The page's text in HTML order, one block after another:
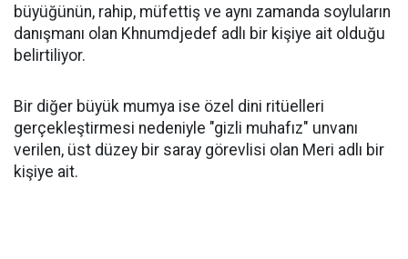
büyüğünün, rahip, müfettiş ve aynı zamanda soyluların
danışmanı olan Khnumdjedef adlı bir kişiye ait olduğu
belirtiliyor.
Bir diğer büyük mumya ise özel dini ritüelleri
gerçekleştirmesi nedeniyle "gizli muhafız" unvanı
verilen, üst düzey bir saray görevlisi olan Meri adlı bir
kişiye ait.